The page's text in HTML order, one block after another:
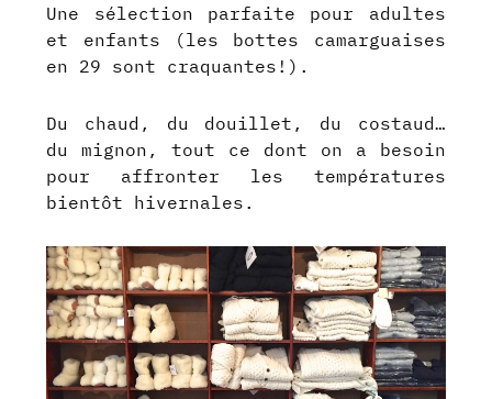
Une sélection parfaite pour adultes
et enfants (les bottes camarguaises
en 29 sont craquantes!).
Du chaud, du douillet, du costaud…
du mignon, tout ce dont on a besoin
pour affronter les températures
bientôt hivernales.